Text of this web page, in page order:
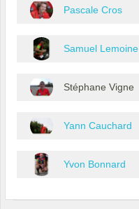
Pascale Cros
Samuel Lemoine
Stéphane Vigne
Yann Cauchard
Yvon Bonnard